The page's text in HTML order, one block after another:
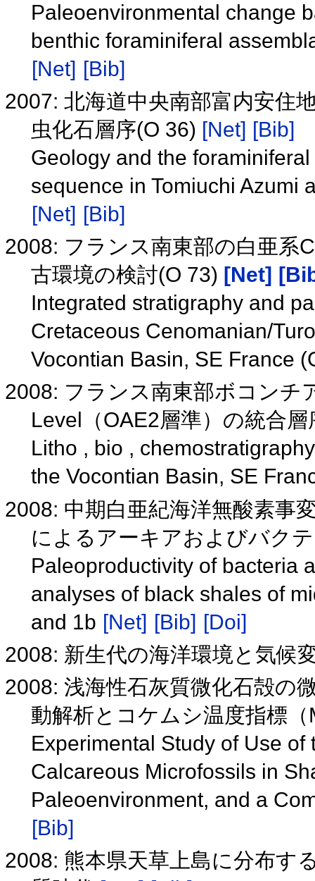
Paleoenvironmental change
benthic foraminiferal
[Net] [Bib]
2007: 北海道中央南部富内安住
虫化石層序(O 36) [Net] [Bib]
Geology and the
sequence in Tomiuchi Azumi
[Net] [Bib]
2008: フランス南東部の白亜系
古環境の検討(O 73) [Net]
Integrated stratigraphy and
Cretaceous Cenomanian/
Vocontian Basin, SE France
2008: フランス南東部ボコンチ
Level（OAE2層準）の統合
Litho , bio ,
the Vocontian Basin, SE
2008: 中期白亜紀海洋無酸素事
によるアーキアおよびバク
Paleoproductivity of bacteria
analyses of black shales of
and 1b [Net] [Bib] [Doi]
2008: 新生代の海洋環境と気候
2008: 浅海性石灰質微化石殻の
動解析とコケムシ温度指標
Experimental Study of Use
Calcareous Microfossils in
Paleoenvironment, and a
[Bib]
2008: 熊本県天草上島に分布す